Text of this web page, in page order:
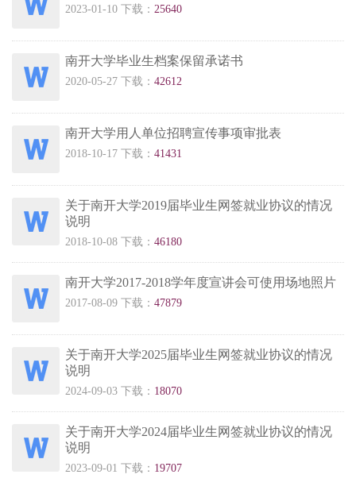
2023-01-10 下载： 25640
南开大学毕业生档案保留承诺书
2020-05-27 下载： 42612
南开大学用人单位招聘宣传事项审批表
2018-10-17 下载： 41431
关于南开大学2019届毕业生网签就业协议的情况
说明
2018-10-08 下载： 46180
南开大学2017-2018学年度宣讲会可使用场地照片
2017-08-09 下载： 47879
关于南开大学2025届毕业生网签就业协议的情况
说明
2024-09-03 下载： 18070
关于南开大学2024届毕业生网签就业协议的情况
说明
2023-09-01 下载： 19707